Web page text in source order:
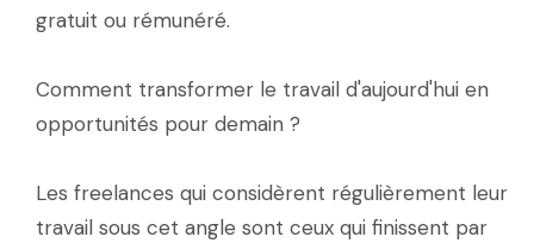
gratuit ou rémunéré.
Comment transformer le travail d'aujourd'hui en
opportunités pour demain ?
Les freelances qui considèrent régulièrement leur
travail sous cet angle sont ceux qui finissent par